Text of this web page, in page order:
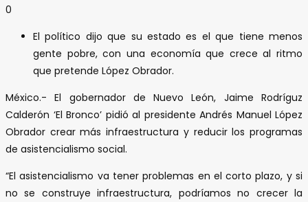
0
El político dijo que su estado es el que tiene menos
gente pobre, con una economía que crece al ritmo
que pretende López Obrador.
México.- El gobernador de Nuevo León, Jaime Rodríguz
Calderón ‘El Bronco’ pidió al presidente Andrés Manuel López
Obrador crear más infraestructura y reducir los programas
de asistencialismo social.
“El asistencialismo va tener problemas en el corto plazo, y si
no se construye infraestructura, podríamos no crecer la